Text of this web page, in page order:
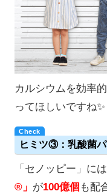
カルシウムを効率
ってほしいですね✨
ヒミツ③：乳酸菌
「セノッピー」に
®」 が100億個 も配